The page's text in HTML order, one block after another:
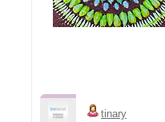
tinary